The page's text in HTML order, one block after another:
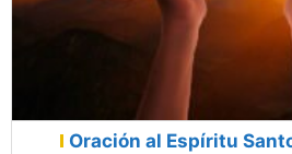
Oración al Espíritu